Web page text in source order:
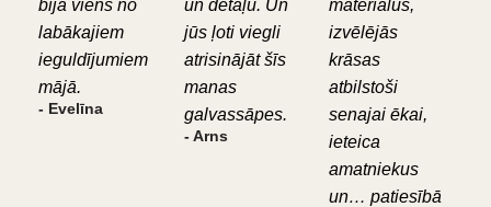
bija viens no
labākajiem
ieguldījumiem
mājā.
- Evelīna
un detaļu. Un
jūs ļoti viegli
atrisinājāt šīs
manas
galvassāpes.
- Arns
materiālus,
izvēlējās
krāsas
atbilstoši
senajai ēkai,
ieteica
amatniekus
un… patiesībā